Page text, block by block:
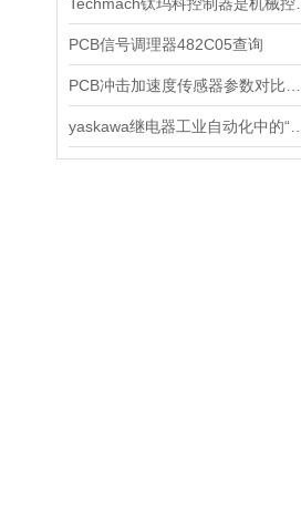
PCB信号调理器482C05查询